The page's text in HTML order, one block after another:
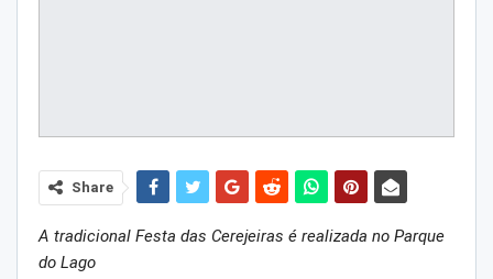
Share
A tradicional Festa das Cerejeiras é realizada no Parque
do Lago